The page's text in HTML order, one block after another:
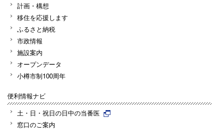
計画・構想
移住を応援します
ふるさと納税
市政情報
施設案内
オープンデータ
小樽市制100周年
便利情報ナビ
土・日・祝日の日中の当番医
窓口のご案内